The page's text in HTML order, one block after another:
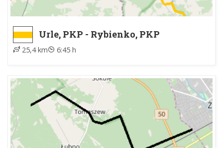
Urle, PKP - Rybienko, PKP
25,4 km 6:45 h